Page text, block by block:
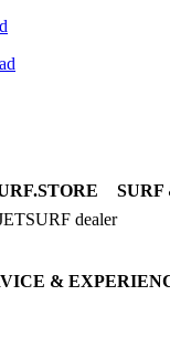
dealer
SURF
&